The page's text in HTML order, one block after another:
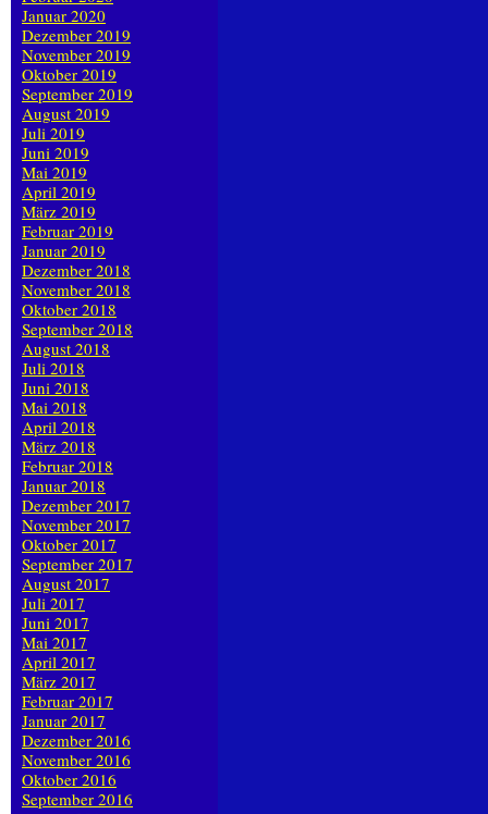
Januar 2020
Dezember 2019
November 2019
Oktober 2019
September 2019
August 2019
Juli 2019
Juni 2019
Mai 2019
April 2019
März 2019
Februar 2019
Januar 2019
Dezember 2018
November 2018
Oktober 2018
September 2018
August 2018
Juli 2018
Juni 2018
Mai 2018
April 2018
März 2018
Februar 2018
Januar 2018
Dezember 2017
November 2017
Oktober 2017
September 2017
August 2017
Juli 2017
Juni 2017
Mai 2017
April 2017
März 2017
Februar 2017
Januar 2017
Dezember 2016
November 2016
Oktober 2016
September 2016